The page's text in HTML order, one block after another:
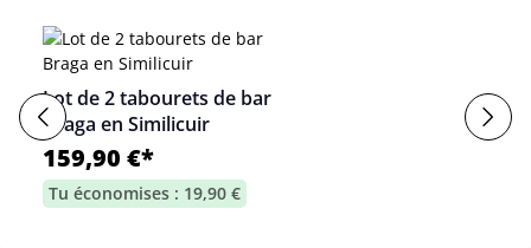
Lot de 2 tabourets de bar
Braga en Similicuir
159,90 €*
Tu économises : 19,90 €